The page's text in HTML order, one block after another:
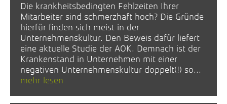
Die krankheitsbedingten Fehlzeiten Ihrer
Mitarbeiter sind schmerzhaft hoch? Die Gründe
hierfür finden sich meist in der
Unternehmenskultur. Den Beweis dafür liefert
eine aktuelle Studie der AOK. Demnach ist der
Krankenstand in Unternehmen mit einer
negativen Unternehmenskultur doppelt(!) so...
mehr lesen